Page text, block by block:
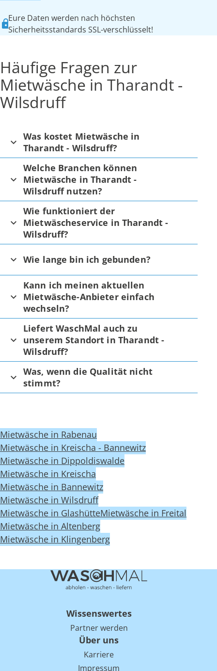
Eure Daten werden nach höchsten
Sicherheitsstandards SSL-verschlüsselt!
Häufige Fragen zur
Mietwäsche in Tharandt -
Wilsdruff
Was kostet Mietwäsche in
Tharandt - Wilsdruff?
Welche Branchen können
Mietwäsche in Tharandt -
Wilsdruff nutzen?
Wie funktioniert der
Mietwäscheservice in Tharandt -
Wilsdruff?
Wie lange bin ich gebunden?
Kann ich meinen aktuellen
Mietwäsche-Anbieter einfach
wechseln?
Liefert WaschMal auch zu
unserem Standort in Tharandt -
Wilsdruff?
Was, wenn die Qualität nicht
stimmt?
Mietwäsche in Rabenau
Mietwäsche in Kreischa - Bannewitz
Mietwäsche in Dippoldiswalde
Mietwäsche in Kreischa
Mietwäsche in Bannewitz
Mietwäsche in Wilsdruff
Mietwäsche in GlashütteMietwäsche in Freital
Mietwäsche in Altenberg
Mietwäsche in Klingenberg
Wissenswertes
Partner werden
Über uns
Karriere
Impressum